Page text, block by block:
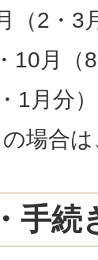
（2・3
10月（
1月分
場合
手続